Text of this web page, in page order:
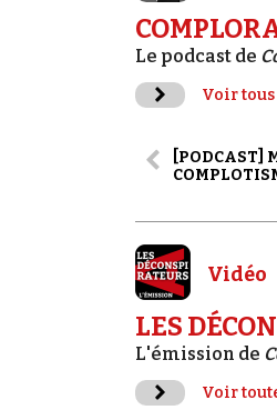
Le podcast de
Voir tous
[PODCAST]
Vidéo
LES
L'émission de
Voir